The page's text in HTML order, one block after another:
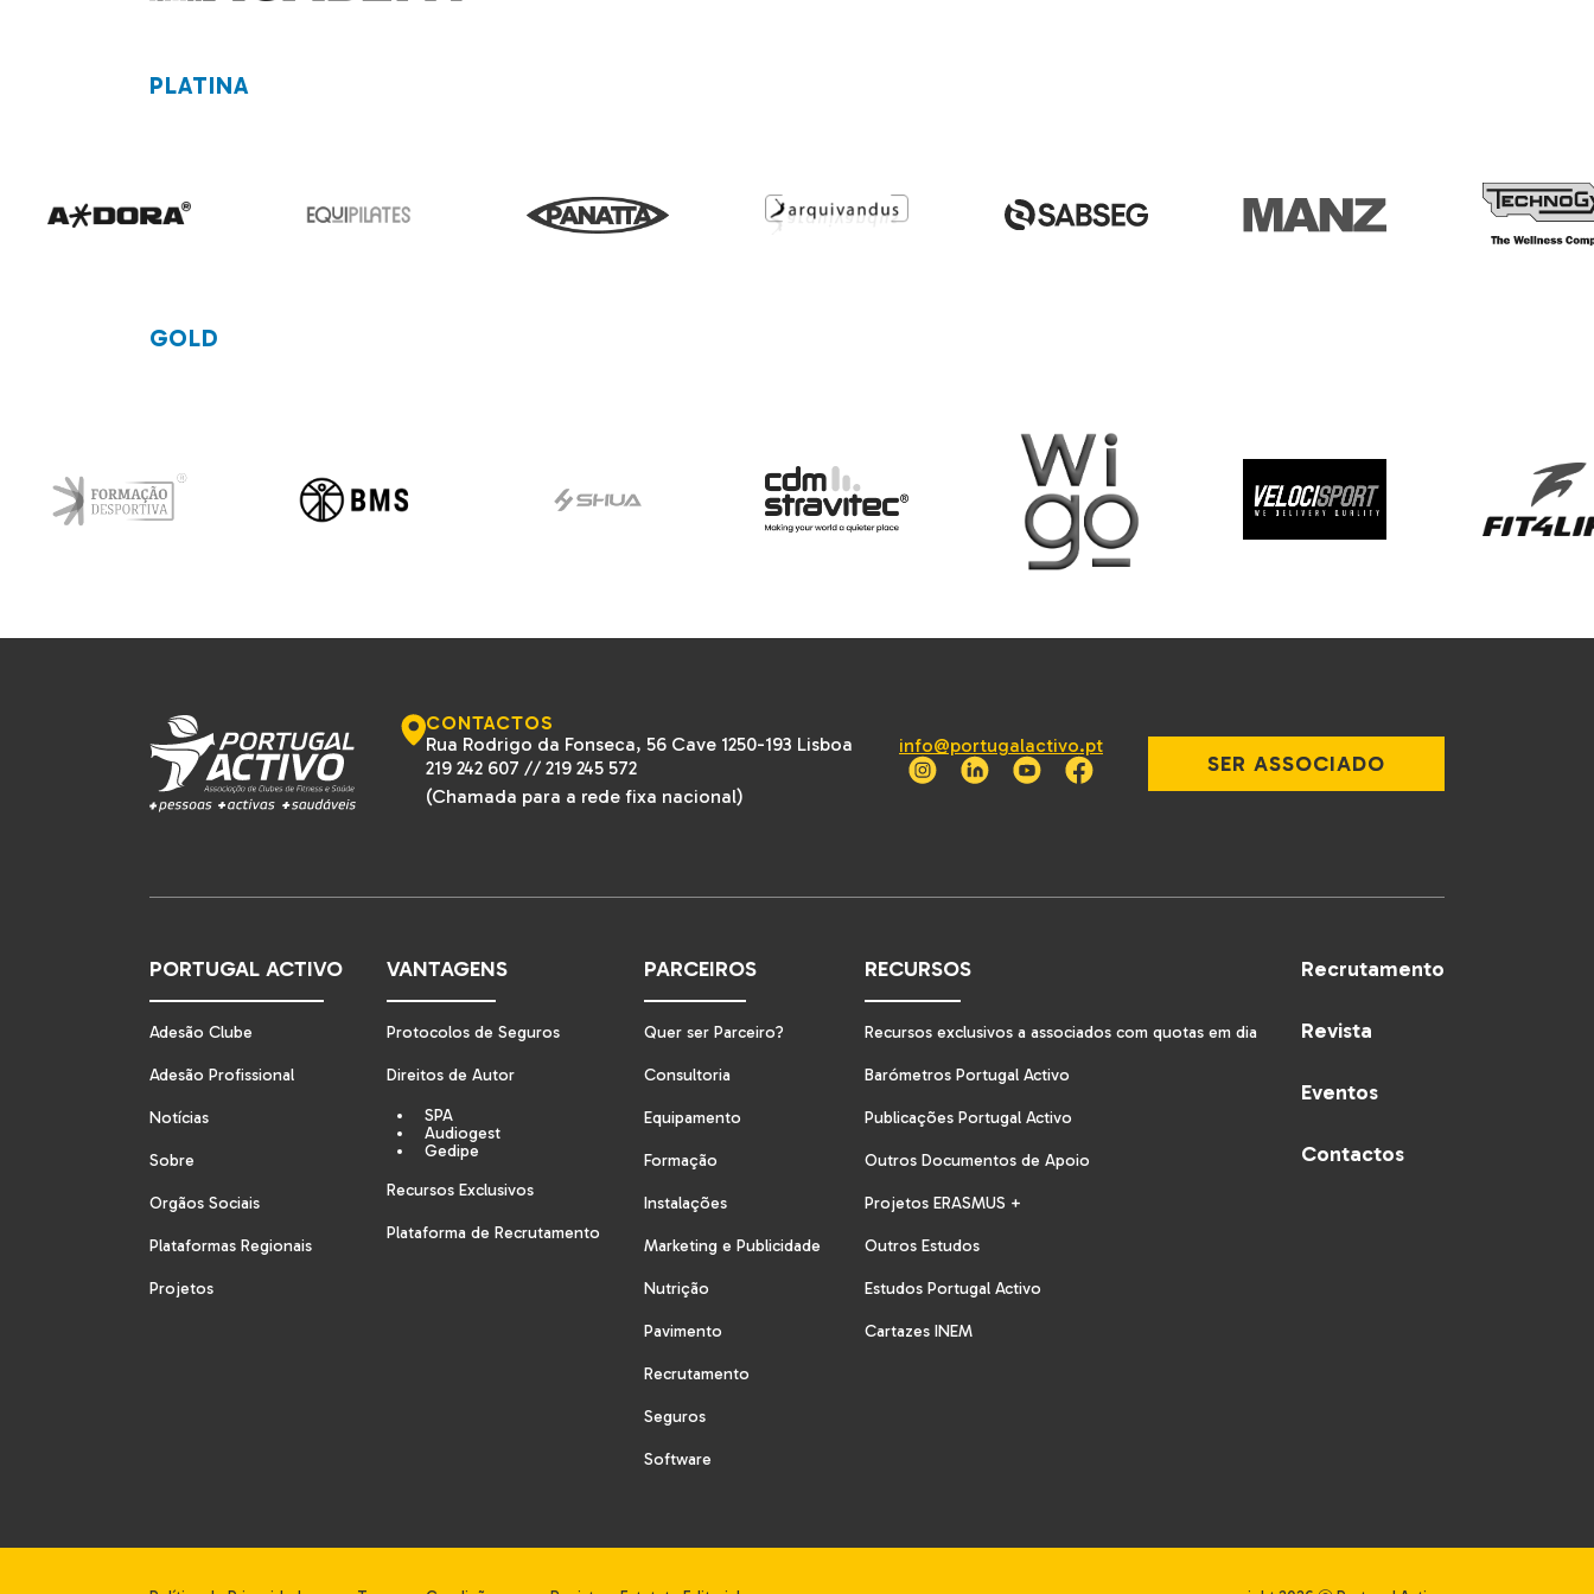
PLATINA
GOLD
CONTACTOS
Rua Rodrigo da Fonseca, 56 Cave 1250-193 Lisboa
219 242 607 // 219 245 572
(Chamada para a rede fixa nacional)
info@portugalactivo.pt
SER ASSOCIADO
PORTUGAL ACTIVO
Adesão Clube
Adesão Profissional
Notícias
Sobre
Orgãos Sociais
Plataformas Regionais
Projetos
VANTAGENS
Protocolos de Seguros
Direitos de Autor
SPA
Audiogest
Gedipe
Recursos Exclusivos
Plataforma de Recrutamento
PARCEIROS
Quer ser Parceiro?
Consultoria
Equipamento
Formação
Instalações
Marketing e Publicidade
Nutrição
Pavimento
Recrutamento
Seguros
Software
RECURSOS
Recursos exclusivos a associados com quotas em dia
Barómetros Portugal Activo
Publicações Portugal Activo
Outros Documentos de Apoio
Projetos ERASMUS +
Outros Estudos
Estudos Portugal Activo
Cartazes INEM
Recrutamento
Revista
Eventos
Contactos